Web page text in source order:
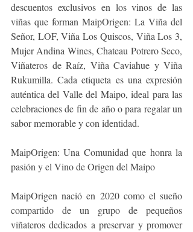
descuentos exclusivos en los vinos de las
viñas que forman MaipOrigen: La Viña del
Señor, LOF, Viña Los Quiscos, Viña Los 3,
Mujer Andina Wines, Chateau Potrero Seco,
Viñateros de Raíz, Viña Caviahue y Viña
Rukumilla. Cada etiqueta es una expresión
auténtica del Valle del Maipo, ideal para las
celebraciones de fin de año o para regalar un
sabor memorable y con identidad.
MaipOrigen: Una Comunidad que honra la
pasión y el Vino de Origen del Maipo
MaipOrigen nació en 2020 como el sueño
compartido de un grupo de pequeños
viñateros dedicados a preservar y promover